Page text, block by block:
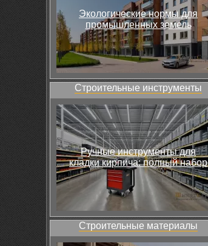
Экологические нормы для
промышленных земель
Строительные инструменты
Ручные инструменты для
кладки кирпича: полный набор
Строительные материалы